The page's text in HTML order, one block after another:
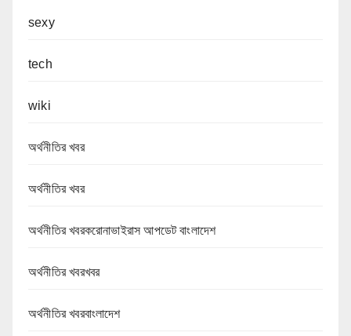
sexy
tech
wiki
অর্থনীতির খবর
অর্থনীতির খবর
অর্থনীতির খবরকরোনাভাইরাস আপডেট বাংলাদেশ
অর্থনীতির খবরখবর
অর্থনীতির খবরবাংলাদেশ